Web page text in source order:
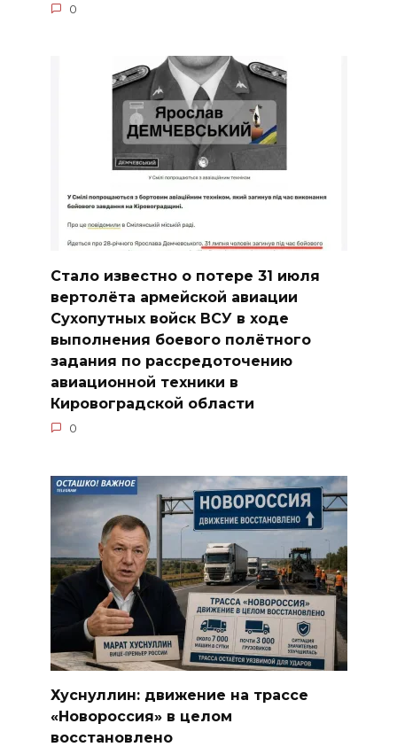
0
Стало известно о потере 31 июля
вертолёта армейской авиации
Сухопутных войск ВСУ в ходе
выполнения боевого полётного
задания по рассредоточению
авиационной техники в
Кировоградской области
0
Хуснуллин: движение на трассе
«Новороссия» в целом
восстановлено